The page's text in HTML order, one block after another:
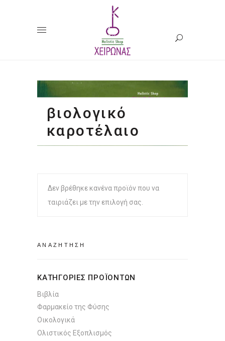
βιολογικό
καροτέλαιο
Δεν βρέθηκε κανένα προϊόν που να
ταιριάζει με την επιλογή σας.
ΚΑΤΗΓΟΡΙΕΣ ΠΡΟΪΟΝΤΩΝ
Βιβλία
Φαρμακείο της Φύσης
Οικολογικά
Ολιστικός Εξοπλισμός